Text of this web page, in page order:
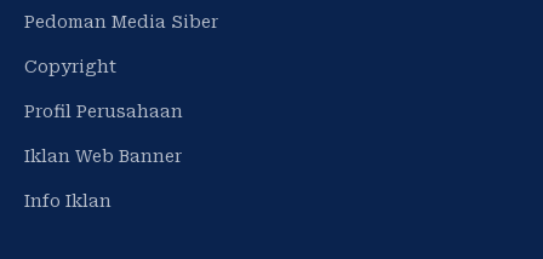
Pedoman Media Siber
Copyright
Profil Perusahaan
Iklan Web Banner
Info Iklan